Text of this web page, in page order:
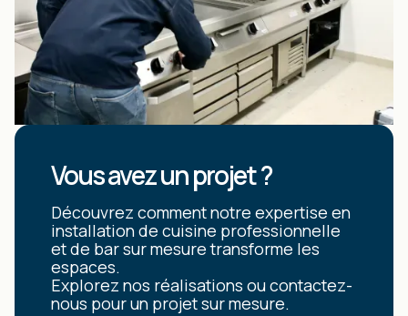
Vous avez un projet ?
Découvrez comment notre expertise en
installation de cuisine professionnelle
et de bar sur mesure transforme les
espaces.
Explorez nos réalisations ou contactez-
nous pour un projet sur mesure.